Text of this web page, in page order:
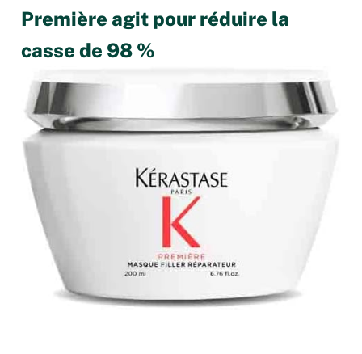
Première agit pour réduire la
casse de 98 %